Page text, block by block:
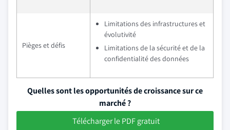
Pièges et défis
Limitations des infrastructures et
évolutivité
Limitations de la sécurité et de la
confidentialité des données
Quelles sont les opportunités de croissance sur ce
marché ?
Télécharger le PDF gratuit